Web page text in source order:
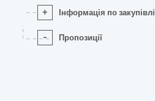
+ Інформація по закупівлі
- Пропозиції